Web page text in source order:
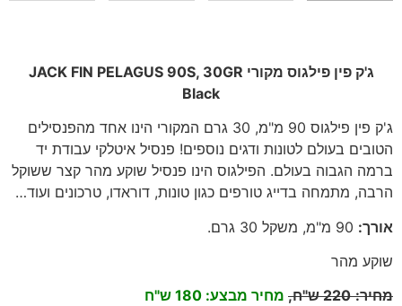
ג'ק פין פילגוס מקורי JACK FIN PELAGUS 90S, 30GR
Black
ג'ק פין פילגוס 90 מ"מ, 30 גרם המקורי הינו אחד מהפנסילים
הטובים בעולם לטונות ודגים נוספים! פנסיל איטלקי עבודת יד
ברמה הגבוה בעולם. הפילגוס הינו פנסיל שוקע מהר קצר ששוקל
הרבה, מתמחה בדייג טורפים כגון טונות, דוראדו, טרכונים ועוד…
אורך: מ"מ, משקל 30 גרם
.
שוקע מהר
מחיר:
220 ש"ח, מחיר מבצע: 180 ש"ח